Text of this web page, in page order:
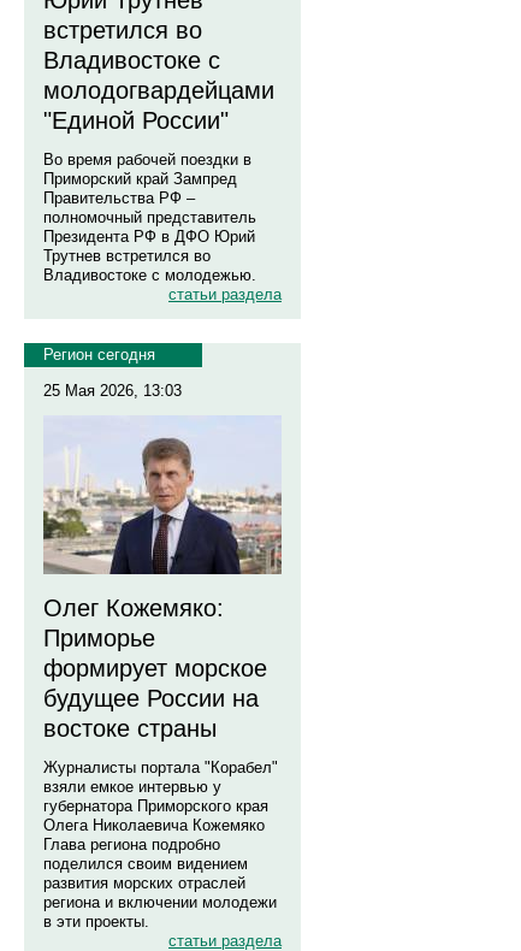
встретился во
Владивостоке с
молодогвардейцами
"Единой России"
Во время рабочей поездки в
Приморский край Зампред
Правительства РФ –
полномочный представитель
Президента РФ в ДФО Юрий
Трутнев встретился во
Владивостоке с молодежью.
статьи раздела
Регион сегодня
25 Мая 2026, 13:03
Олег Кожемяко:
Приморье
формирует морское
будущее России на
востоке страны
Журналисты портала "Корабел"
взяли емкое интервью у
губернатора Приморского края
Олега Николаевича Кожемяко
Глава региона подробно
поделился своим видением
развития морских отраслей
региона и включении молодежи
в эти проекты.
статьи раздела